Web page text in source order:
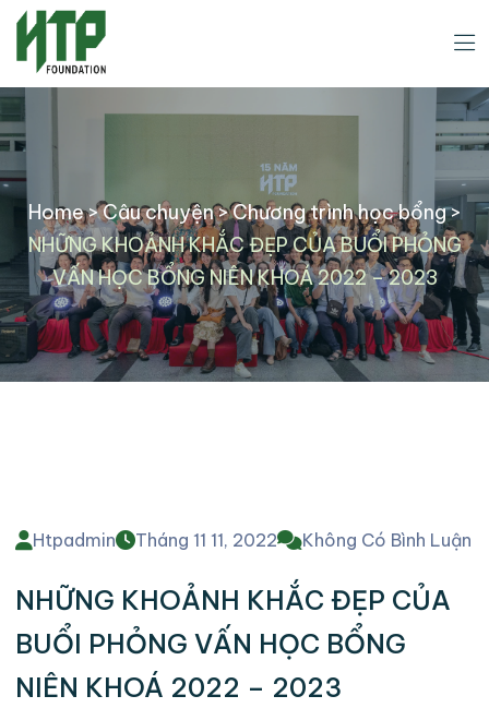
Home>Câu chuyện>Chương trình học bổng>
NHỮNG KHOẢNH KHẮC ĐẸP CỦA BUỔI PHỎNG
VẤN HỌC BỔNG NIÊN KHOÁ 2022 – 2023
Htpadmin Tháng 11 11, 2022 Không Có Bình Luận
NHỮNG KHOẢNH KHẮC ĐẸP CỦA
BUỔI PHỎNG VẤN HỌC BỔNG
NIÊN KHOÁ 2022 – 2023